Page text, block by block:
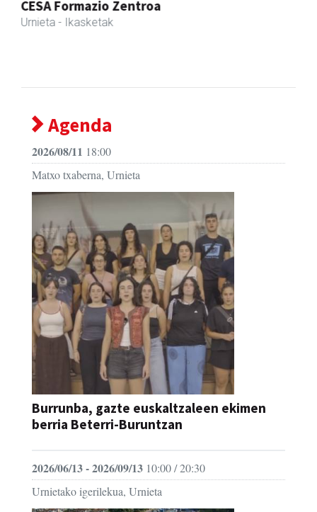
Agenda
2026/08/1118:00
Burrunba, gazte euskaltzaleen ekimen
berria Beterri-Buruntzan